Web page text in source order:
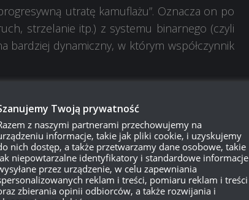
utratę kamuflażu”. Oznacza on po
strzelanie itp.) z systemu binarnego (czyli
bardziej dynamiczny, w którym współczynnik
jazdy, kiedy tylko ruszał z miejsca. Po
była wyłączona. Nowy system działa tak,
w zależności od czasu i przebytej odległości.
kamuflaż niż gracz, który ruszy z miejsca
Twoją prywatność
z naszymi partnerami przechowujemy na
informacje, takie jak pliki cookie, i uzyskujemy
nich dostęp, a także przetwarzamy dane osobowe, takie
niepowtarzalne identyfikatory i standardowe informacje
przez urządzenie, w celu zapewniania
reklam i treści, pomiaru reklam i treści
zbierania opinii odbiorców, a także rozwijania i